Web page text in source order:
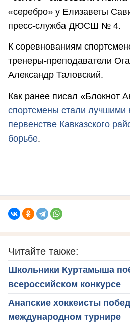
«серебро» у Елизаветы
пресс-служба ДЮСШ № 4.
К соревнованиям
тренеры-преподаватели
Александр Таловский.
Как ранее писал «Блокнот
спортсмены стали лучшими
первенстве Кавказского
борьбе.
Читайте также:
Школьники Куртамыша
всероссийском конкурсе
Анапские хоккеисты
международном турнире